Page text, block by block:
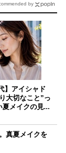
】アイシャド
大切なこと”っ
夏メイクの見...
真夏メイクを
by